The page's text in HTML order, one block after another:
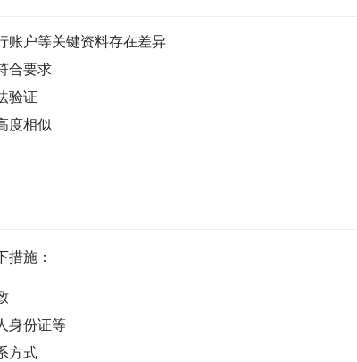
账户等关键资料存在差异
合要求
验证
度相似
施：
身份证等
方式